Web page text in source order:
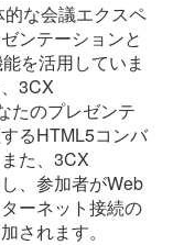
な会議エクスペ
ンテーションと
を活用していま
3CX
たのプレゼンテ
るHTML5コンバ
た、3CX
、参加者がWeb
ーネット接続の
されます。